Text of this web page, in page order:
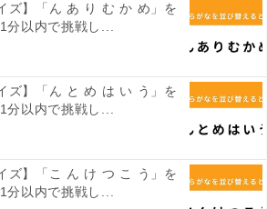
ズ】「ん あ り む か め」を
分以内で挑戦し...
ズ】「ん と め は い う」を
分以内で挑戦し...
ズ】「こ ん け つ こ う」を
分以内で挑戦し...